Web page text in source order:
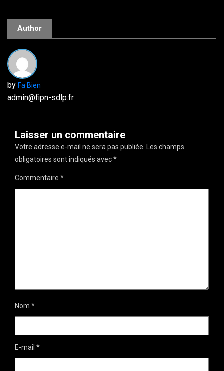
Author
by Fa Bien
admin@fipn-sdlp.fr
Laisser un commentaire
Votre adresse e-mail ne sera pas publiée. Les champs
obligatoires sont indiqués avec*
Commentaire *
Nom *
E-mail *